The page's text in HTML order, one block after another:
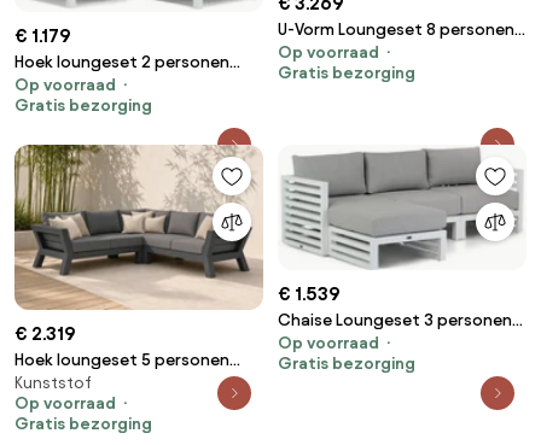
€ 1.179
Hoek loungeset 2 personen
Aluminium Wit Santika Furniture
Santika Jaya
Op voorraad
Gratis bezorging
U-Vorm Loungeset 8 personen
Aluminium Wit Santika Furniture
Santika Jaya
Op voorraad
Gratis bezorging
€ 2.319
Hoek loungeset 5 personen
Aluminium Grijs Santika
Furniture Santika Yovita
Kunststof
Op voorraad
Gratis bezorging
€ 1.539
Chaise Loungeset 3 personen
Aluminium Wit Santika Furniture
Santika Jaya
Op voorraad
Gratis bezorging